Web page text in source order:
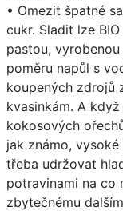
• Omezit špatné
cukr. Sladit lze
pastou,
poměru napůl s
koupených zdrojů
kvasinkám. A
kokosových
jak známo,
třeba udržovat
potravinami na co
zbytečnému